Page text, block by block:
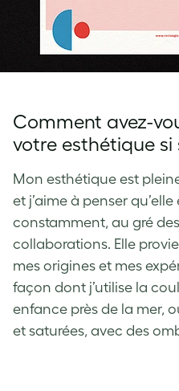
Comment avez-
votre esthétique si
Mon esthétique est
et j’aime à penser
constamment, au gré
collaborations. Elle
mes origines et mes
façon dont j’utilise la
enfance près de la mer,
et saturées, avec des